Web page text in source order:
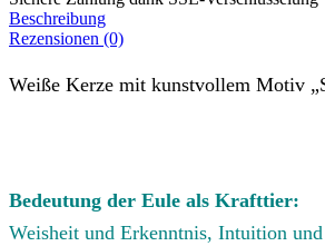
Beschreibung
Rezensionen (0)
Weiße Kerze mit kunstvollem Motiv
Bedeutung der Eule als Krafttier:
Weisheit und Erkenntnis, Intuition